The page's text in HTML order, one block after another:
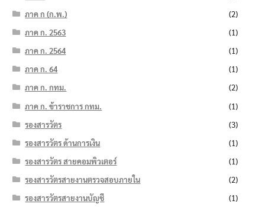
ภาค ก (ก.พ.)
(2)
ภาค ก. 2563
(1)
ภาค ก. 2564
(1)
ภาค ก. 64
(1)
ภาค ก. กทม.
(2)
ภาค ก. ข้าราชการ กทม.
(1)
รองสารวัตร
(3)
รองสารวัตร ด้านการเงิน
(1)
รองสารวัตร สายคอมพิวเตอร์
(1)
รองสารวัตรสายงานตรวจสอบภายใน
(2)
รองสารวัตรสายงานบัญชี
(1)